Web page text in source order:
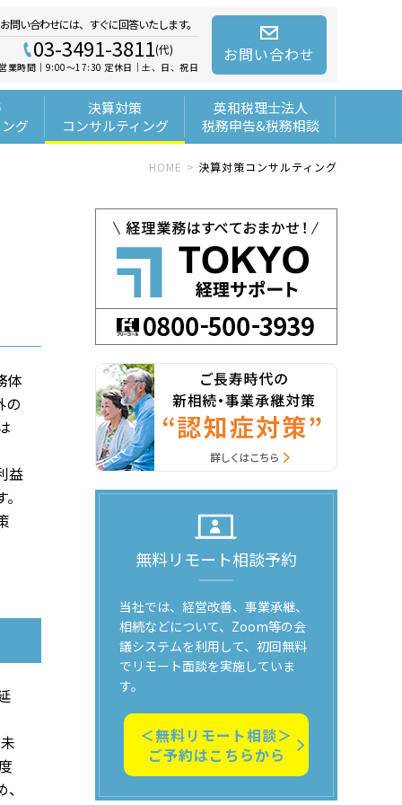
お問い合わせには、すぐに回答いたします。
03-3491-3811(代)
業時間｜9:00～17:30 定休日｜土、日、祝日
お問い合わせ
グ
決算対策
コンサルティング
英和税理士法人
税務申告&税務相談
HOME 決算対策コンサルティング
体
の
益
無料リモート相談予約
当社では、経営改善、事業承継、
相続などについて、Zoom等の会
議システムを利用して、初回無料
でリモート面談を実施していま
す。
＜無料リモート相談＞
ご予約はこちらから